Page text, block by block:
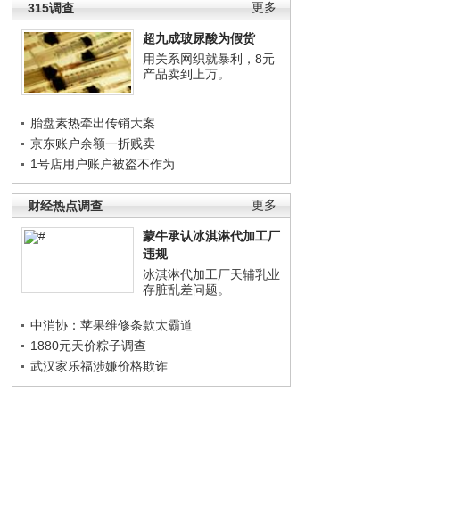
更多
315调查
超九成玻尿酸为假货
用关系网织就暴利，8元
产品卖到上万。
胎盘素热牵出传销大案
京东账户余额一折贱卖
1号店用户账户被盗不作为
更多
财经热点调查
蒙牛承认冰淇淋代加工厂
违规
冰淇淋代加工厂天辅乳业
存脏乱差问题。
中消协：苹果维修条款太霸道
1880元天价粽子调查
武汉家乐福涉嫌价格欺诈